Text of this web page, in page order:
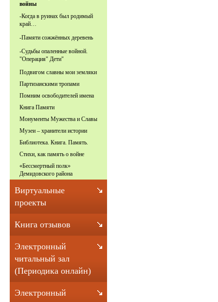
войны
-Когда в руинах был родимый
край…
-Памяти сожжённых деревень
-Судьбы опаленные войной.
"Операция" Дети"
Подвигом славны мои земляки
Партизанскими тропами
Помним освободителей имена
Книга Памяти
Монументы Мужества и Славы
Музеи – хранители истории
Библиотека. Книга. Память.
Стихи, как память о войне
«Бессмертный полк»
Демидовского района
Виртуальные
проекты
Книга отзывов
Электронный
читальный зал
(Периодика онлайн)
Электронный